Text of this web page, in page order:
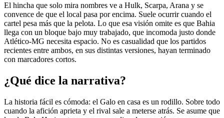
El hincha que solo mira nombres ve a Hulk, Scarpa, Arana y se
convence de que el local pasa por encima. Suele ocurrir cuando el
cartel pesa más que la pelota. Lo que esa visión omite es que Bahia
llega con un bloque bajo muy trabajado, que incomoda justo donde
Atlético-MG necesita espacio. No es casualidad que los partidos
recientes entre ambos, en sus distintas versiones, hayan terminado
con marcadores cortos.
¿Qué dice la narrativa?
La historia fácil es cómoda: el Galo en casa es un rodillo. Sobre todo
cuando la afición aprieta y el rival sale a meterse atrás. Se asume que